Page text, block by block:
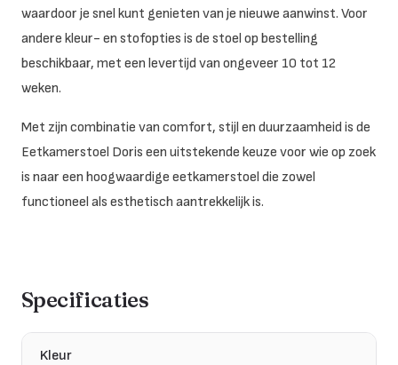
waardoor je snel kunt genieten van je nieuwe aanwinst. Voor
andere kleur- en stofopties is de stoel op bestelling
beschikbaar, met een levertijd van ongeveer 10 tot 12
weken.
Met zijn combinatie van comfort, stijl en duurzaamheid is de
Eetkamerstoel Doris een uitstekende keuze voor wie op zoek
is naar een hoogwaardige eetkamerstoel die zowel
functioneel als esthetisch aantrekkelijk is.
Specificaties
Kleur